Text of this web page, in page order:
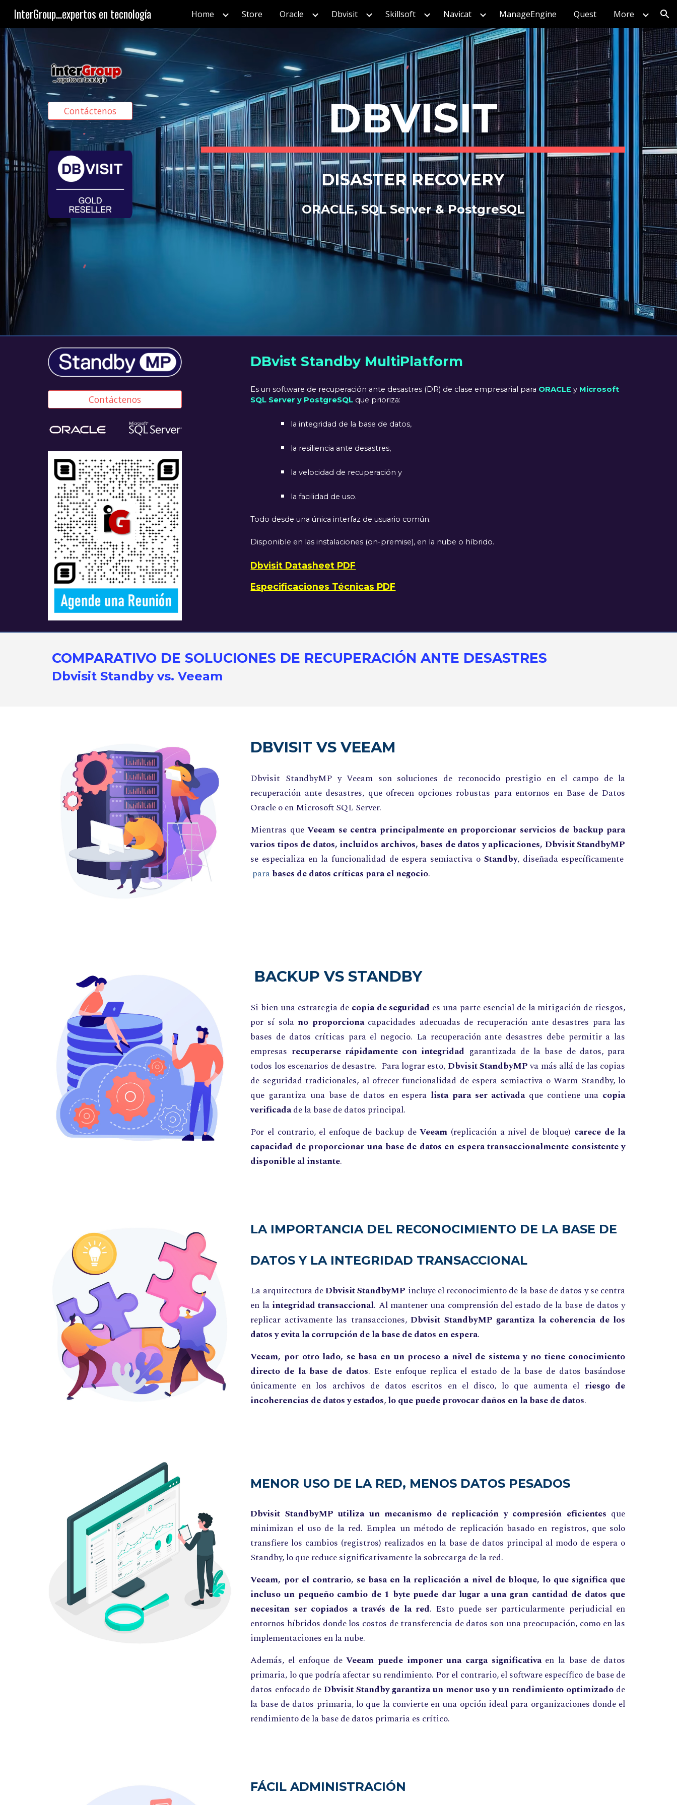
Skip to main content Skip to navigation
InterGroup...expertos en tecnología Home Store Oracle Dbvisit Skillsoft Navicat ManageEngine Quest More
Contáctenos DBVISIT
DISASTER RECOVERY
ORACLE, SQL Server & PostgreSQL
Contáctenos
DBvist Standby MultiPlatform
Es un software de recuperación ante desastres (DR) de clase empresarial para ORACLE y Microsoft
SQL Server y PostgreSQL que prioriza:
la integridad de la base de datos,
la resiliencia ante desastres,
la velocidad de recuperación y
la facilidad de uso.
Todo desde una única interfaz de usuario común.
Disponible en las instalaciones (on-premise), en la nube o híbrido.
Dbvisit Datasheet PDF
Especificaciones Técnicas PDF
COMPARATIVO DE SOLUCIONES DE RECUPERACIÓN ANTE DESASTRES
Dbvisit Standby vs. Veeam
DBVISIT VS VEEAM
Dbvisit StandbyMP y Veeam son soluciones de reconocido prestigio en el campo de la
recuperación ante desastres, que ofrecen opciones robustas para entornos en Base de Datos
Oracle o en Microsoft SQL Server.
Mientras queVeeam se centra principalmente en proporcionar servicios de backup para
varios tipos de datos, incluidos archivos, bases de datos y aplicaciones, Dbvisit StandbyMP
se especializa en la funcionalidad de espera semiactiva o Standby, diseñada específicamente
parabases de datos críticas para el negocio.
BACKUP VS STANDBY
Si bien una estrategia de copia de seguridad es una parte esencial de la mitigación de riesgos,
por sí sola no proporcionacapacidades adecuadas de recuperación ante desastres para las
bases de datos críticas para el negocio. La recuperación ante desastres debe permitir a las
empresas recuperarse rápidamente con integridad garantizada de la base de datos, para
todos los escenarios de desastre. Para lograr esto,Dbvisit StandbyMPva más allá de las copias
de seguridad tradicionales, al ofrecer funcionalidad de espera semiactiva o Warm Standby, lo
que garantiza una base de datos en espera lista para ser activada que contiene una copia
verificadade la base de datos principal.
Por el contrario, el enfoque de backup deVeeam (replicación a nivel de bloque) carece de la
capacidad de proporcionar una base de datos en espera transaccionalmente consistente y
disponible al instante.
LA IMPORTANCIA DEL RECONOCIMIENTO DE LA BASE DE
DATOS Y LA INTEGRIDAD TRANSACCIONAL
La arquitectura deDbvisit StandbyMP incluye el reconocimiento de la base de datos y se centra
en laintegridad transaccional. Al mantener una comprensión del estado de la base de datos y
replicar activamente las transacciones,Dbvisit StandbyMP garantiza la coherencia de los
datos y evita la corrupción de la base de datos en espera.
Veeam, por otro lado, se basa en un proceso a nivel de sistema y no tiene conocimiento
directo de la base de datos. Este enfoque replica el estado de la base de datos basándose
únicamente en los archivos de datos escritos en el disco, lo que aumenta el riesgo de
incoherencias de datos y estados,lo que puede provocar daños en la base de datos.
MENOR USO DE LA RED, MENOS DATOS PESADOS
Dbvisit StandbyMP utiliza un mecanismo de replicación y compresión eficientes que
minimizan el uso de la red. Emplea un método de replicación basado en registros, que solo
transfiere los cambios (registros) realizados en la base de datos principal al modo de espera o
Standby, lo que reduce significativamente la sobrecarga de la red.
Veeam, por el contrario, se basa en la replicación a nivel de bloque, lo que significa que
incluso un pequeño cambio de 1 byte puede dar lugar a una gran cantidad de datos que
necesitan ser copiados a través de la red. Esto puede ser particularmente perjudicial en
entornos híbridos donde los costos de transferencia de datos son una preocupación, como en las
implementaciones en la nube.
Además, el enfoque deVeeam puede imponer una carga significativaen la base de datos
primaria, lo que podría afectar su rendimiento. Por el contrario, el software específico de base de
datos enfocado deDbvisit Standby garantiza un menor uso y un rendimiento optimizado de
la base de datos primaria, lo que la convierte en una opción ideal para organizaciones donde el
rendimiento de la base de datos primaria es crítico.
FÁCIL ADMINISTRACIÓN